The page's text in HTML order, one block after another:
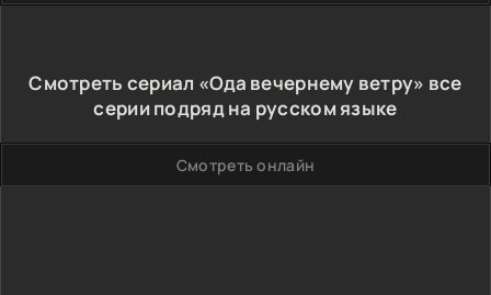
Смотреть сериал «Ода вечернему ветру» все
серии подряд на русском языке
Смотреть онлайн